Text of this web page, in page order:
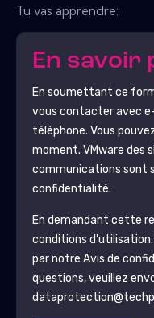
Tu vas apprendre:
En savoir
En soumettant ce
vous contacter avec
téléphone. Vous
moment. VMware des
communications sont
confidentialité.
En demandant cette
conditions
par notre Avis de
questions, veuillez